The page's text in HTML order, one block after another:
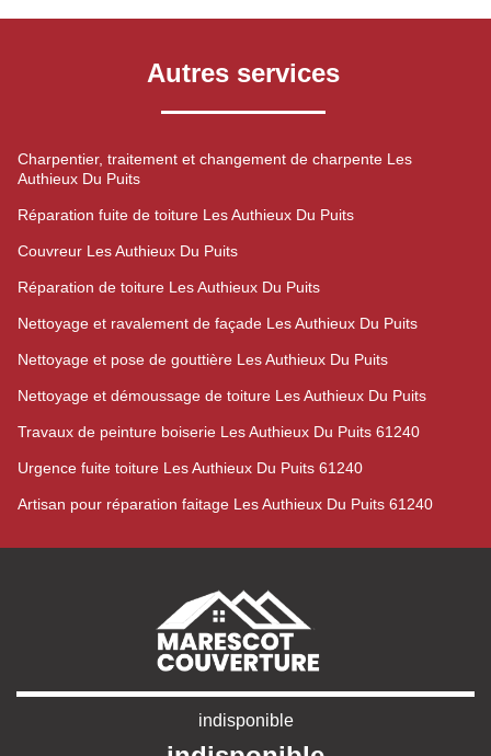
Autres services
Charpentier, traitement et changement de charpente Les
Authieux Du Puits
Réparation fuite de toiture Les Authieux Du Puits
Couvreur Les Authieux Du Puits
Réparation de toiture Les Authieux Du Puits
Nettoyage et ravalement de façade Les Authieux Du Puits
Nettoyage et pose de gouttière Les Authieux Du Puits
Nettoyage et démoussage de toiture Les Authieux Du Puits
Travaux de peinture boiserie Les Authieux Du Puits 61240
Urgence fuite toiture Les Authieux Du Puits 61240
Artisan pour réparation faitage Les Authieux Du Puits 61240
indisponible